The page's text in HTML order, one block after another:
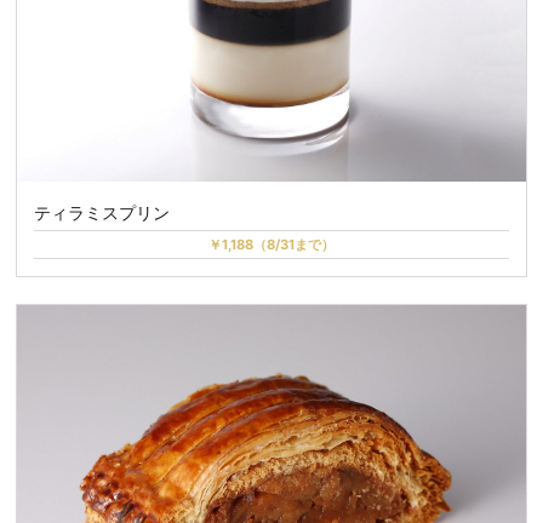
ティラミスプリン
￥1,188（8/31まで）